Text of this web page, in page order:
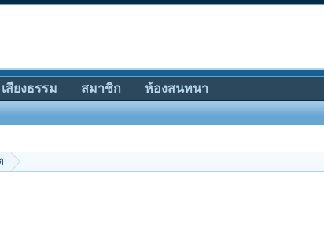
เสียงธรรม สมาชิก ห้องสนทนา